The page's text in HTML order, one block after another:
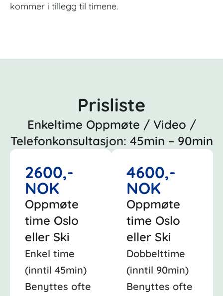
kommer i tillegg til timene.
Prisliste
Enkeltime Oppmøte / Video /
Telefonkonsultasjon: 45min – 90min
2600,-
NOK
Oppmøte
time Oslo
eller Ski
Enkel time
(inntil 45min)
Benyttes ofte
4600,-
NOK
Oppmøte
time Oslo
eller Ski
Dobbelttime
(inntil 90min)
Benyttes ofte